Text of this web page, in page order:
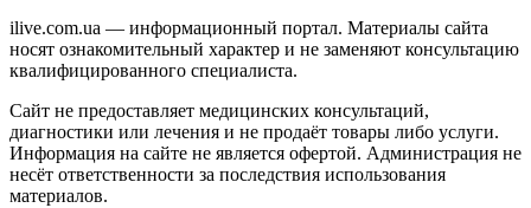
ilive.com.ua — информационный портал. Материалы сайта
носят ознакомительный характер и не заменяют консультацию
квалифицированного специалиста.
Сайт не предоставляет медицинских консультаций,
диагностики или лечения и не продаёт товары либо услуги.
Информация на сайте не является офертой. Администрация не
несёт ответственности за последствия использования
материалов.